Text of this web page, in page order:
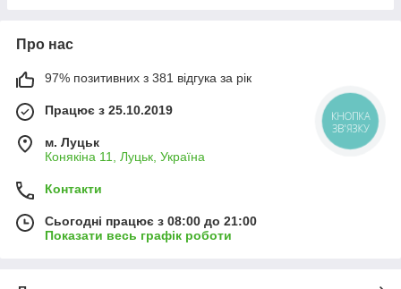
Про нас
97% позитивних з 381 відгука за рік
Працює з 25.10.2019
м. Луцьк
Конякіна 11, Луцьк, Україна
Контакти
Сьогодні працює з 08:00 до 21:00
Показати весь графік роботи
КНОПКА
ЗВ'ЯЗКУ